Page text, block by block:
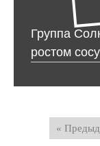
Группа
ростом
«